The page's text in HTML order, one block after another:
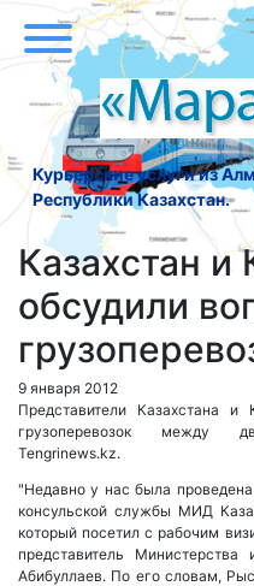
Курьерские услуги из
Республики Казахстан.
Казахстан и
обсудили
9 января 2012
Представители Казахстана
грузоперевозок между
Tengrinews.kz.
"Недавно у нас была
консульской службы МИД
который посетил с рабочим
представитель Министерства
Абибуллаев. По его словам,